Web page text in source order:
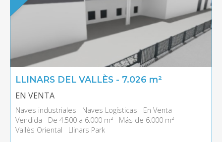
LLINARS DEL VALLÈS - 7.026 m²
EN VENTA
Naves industriales Naves Logísticas
En Venta
Vendida
De 4.500 a 6.000 m²
Más de 6.000 m²
Vallès Oriental
Llinars Park